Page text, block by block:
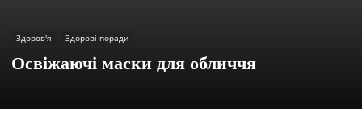
Здоров'я Здорові поради
Освіжаючі маски для обличчя